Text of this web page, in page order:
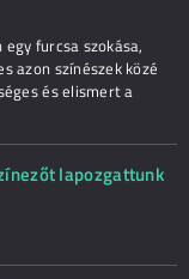
furcsa szokása,
azon színészek közé
és elismert a
lapozgattunk